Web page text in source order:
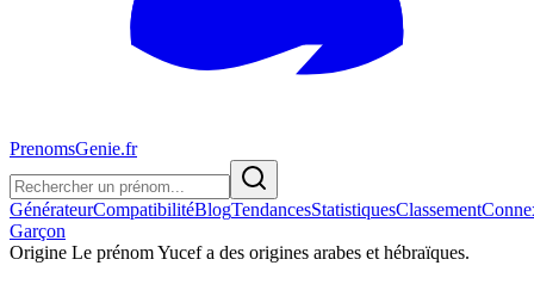
PrenomsGenie.fr
GénérateurCompatibilitéBlogTendancesStatistiquesClassement
Garçon
Origine Le prénom Yucef a des origines arabes et hébraïques.